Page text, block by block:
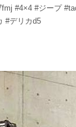
#4×4 #ジープ
#デリカd5